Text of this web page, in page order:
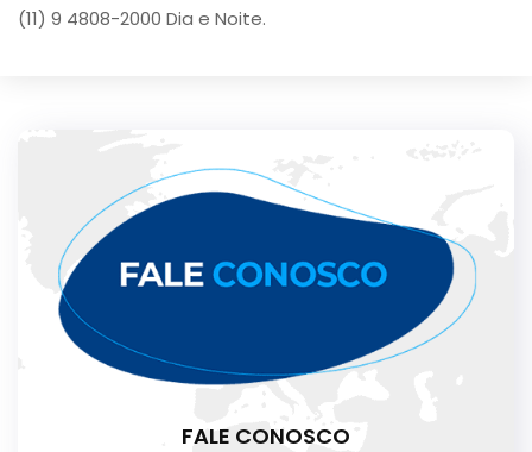
(11) 9 4808-2000 Dia e Noite.
FALE CONOSCO